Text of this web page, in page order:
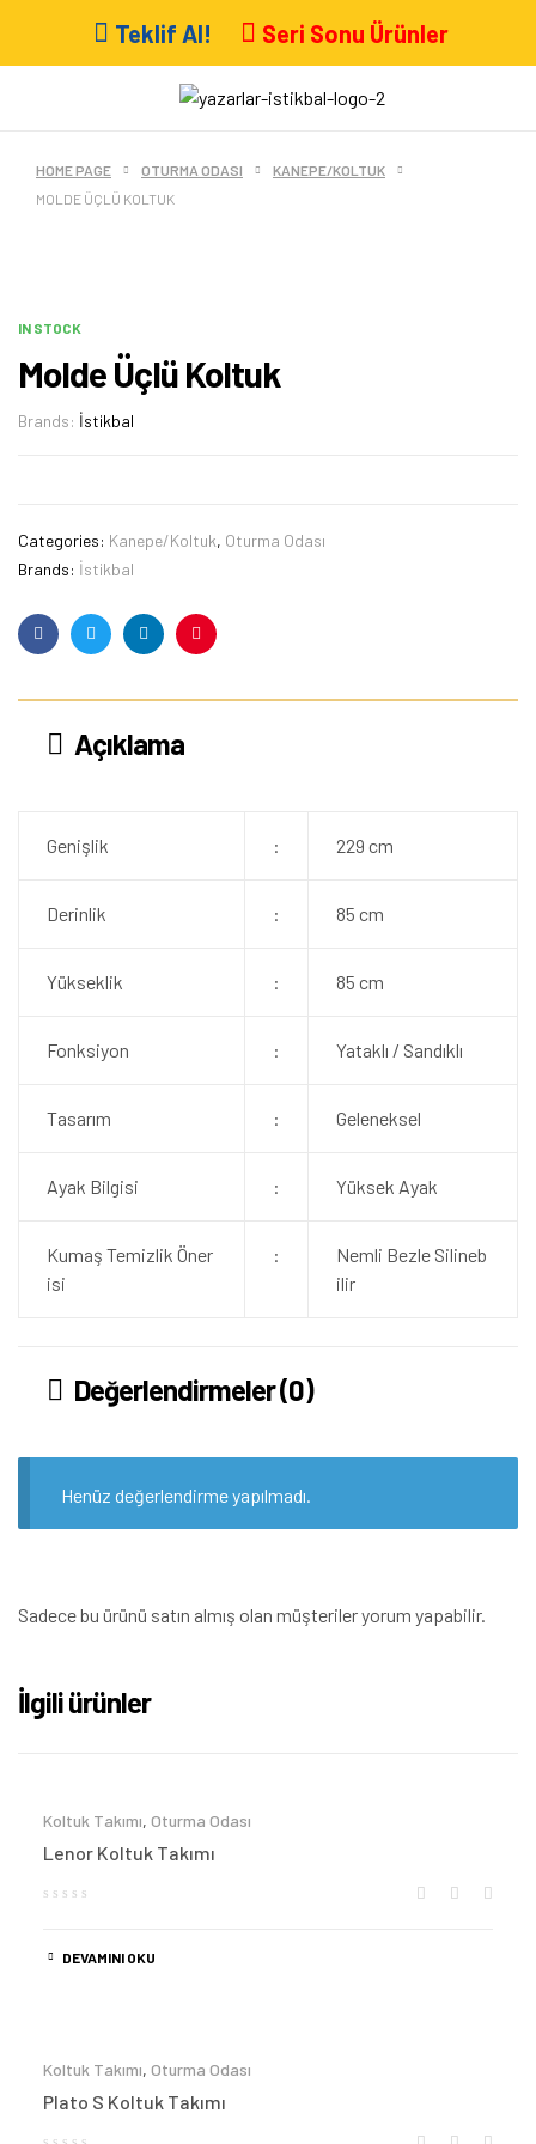
Teklif Al! Seri Sonu Ürünler
HOME PAGE OTURMA ODASI
KANEPE/KOLTUK
MOLDE ÜÇLÜ KOLTUK
IN STOCK
Molde Üçlü Koltuk
Brands: İstikbal
Categories: Kanepe/Koltuk, Oturma Odası
Brands: İstikbal
FacebookTwitterLinkedinPinterest
Açıklama
Genişlik : 229 cm
Derinlik : 85 cm
Yükseklik : 85 cm
Fonksiyon : Yataklı / Sandıklı
Tasarım : Geleneksel
Ayak Bilgisi : Yüksek Ayak
Kumaş Temizlik Öner
isi
:
Nemli Bezle Silineb
ilir
Değerlendirmeler (0)
Henüz değerlendirme yapılmadı.
Sadece bu ürünü satın almış olan müşteriler yorum yapabilir.
İlgili ürünler
Koltuk Takımı, Oturma Odası
Lenor Koltuk Takımı
DEVAMINI OKU
Koltuk Takımı, Oturma Odası
Plato S Koltuk Takımı